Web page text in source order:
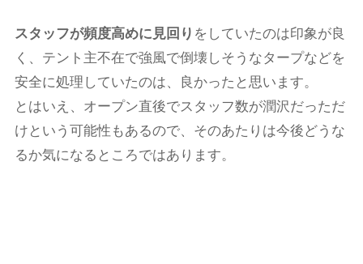
スタッフが頻度高めに見回り をしていたのは印象が良
く、テント主不在で強風で倒壊しそうなタープなどを
安全に処理していたのは、良かったと思います。
とはいえ、オープン直後でスタッフ数が潤沢だっただ
けという可能性もあるので、そのあたりは今後どうな
るか気になるところではあります。